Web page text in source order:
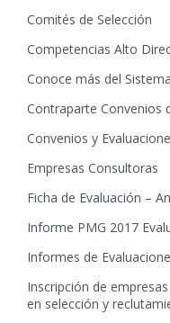
Comités de Selección
Competencias Alto
Conoce más del
Contraparte Convenios
Convenios y
Empresas Consultoras
Ficha de Evaluación –
Informe PMG 2017
Informes de
Inscripción de
en selección y